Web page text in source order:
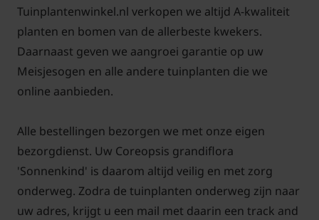
Tuinplantenwinkel.nl verkopen we altijd A-kwaliteit
planten en bomen van de allerbeste kwekers.
Daarnaast geven we aangroei garantie op uw
Meisjesogen en alle andere tuinplanten die we
online aanbieden.
Alle bestellingen bezorgen we met onze eigen
bezorgdienst. Uw Coreopsis grandiflora
'Sonnenkind' is daarom altijd veilig en met zorg
onderweg. Zodra de tuinplanten onderweg zijn naar
uw adres, krijgt u een mail met daarin een track and